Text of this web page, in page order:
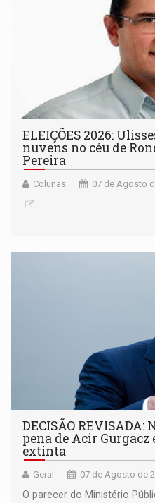
ELEIÇÕES 2026:
nuvens no céu de
Pereira
Colunas 07 de Agosto
DECISÃO
pena de Acir
extinta
Geral 07 de Agosto de
O parecer do Ministério